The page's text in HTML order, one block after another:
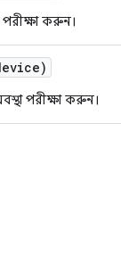
করুন।
পরীক্ষা করুন।